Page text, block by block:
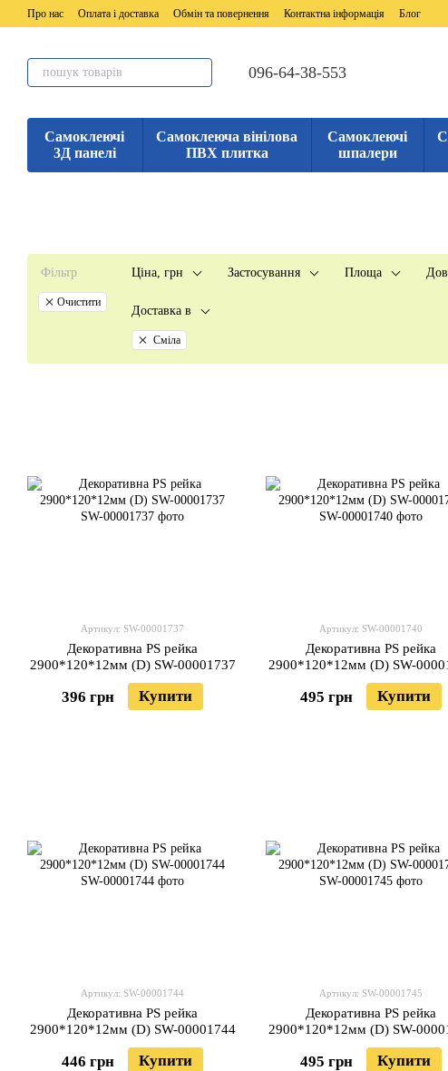
Перейти до основного контенту
Про нас Оплата і доставка Обмін та повернення Контактна інформація Блог
096-64-38-553
Самоклеючі
3Д панелі
Самоклеюча вінілова
ПВХ плитка
Самоклеючі
шпалери
Фільтр
Очистити
Ціна, грн Застосування Площа
Доставка в
Сміла
Артикул: SW-00001737
Декоративна PS рейка
2900*120*12мм (D) SW-00001737
396 грн Купити
Артикул: SW-00001740
Декоративна PS рейка
2900*120*12мм (D) SW-
495 грн Купити
Артикул: SW-00001744
Декоративна PS рейка
2900*120*12мм (D) SW-00001744
446 грн Купити
Артикул: SW-00001745
Декоративна PS рейка
2900*120*12мм (D) SW-
495 грн Купити